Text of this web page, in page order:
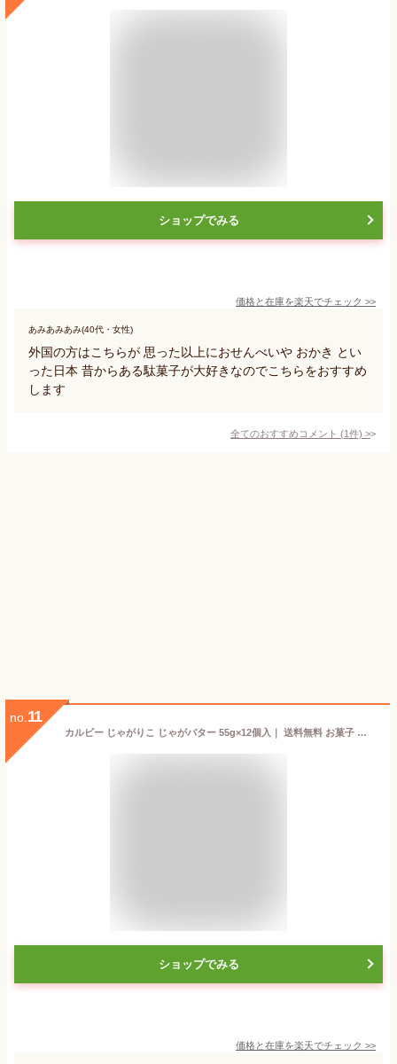
ショップでみる
価格と在庫を楽天でチェック >>
あみあみあみ(40代・女性)
外国の方はこちらが 思った以上におせんべいや おかき とい
った日本 昔からある駄菓子が大好きなのでこちらをおすすめ
します
全てのおすすめコメント (1件) >
no. 11
カルビー じゃがりこ じゃがバター 55g×12個入｜ 送料無料 お菓子 スナック菓子 じゃがいも ジャガリコ
ショップでみる
価格と在庫を楽天でチェック >>